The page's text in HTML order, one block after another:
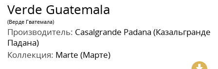
Verde Guatemala
(Верде Гватемала)
Производитель: Casalgrande Padana (Казальгранде
Падана)
Коллекция: Marte (Марте)